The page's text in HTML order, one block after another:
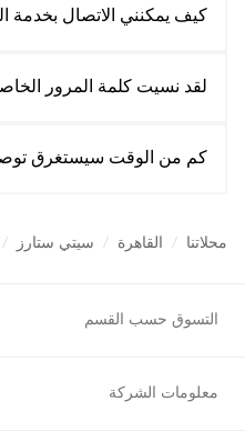
كيف يمكنني الاتصال بخدمة
لقد نسيت كلمة المرور
كم من الوقت سيستغرق
محلاتنا / القاهرة / سيتي ستارز /
التسوق حسب القسم
معلومات الشركة